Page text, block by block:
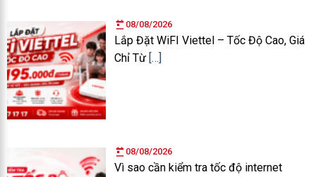
08/08/2026
Lắp Đặt WiFI Viettel – Tốc Độ Cao, Giá
Chỉ Từ […]
08/08/2026
Vì sao cần kiểm tra tốc độ internet